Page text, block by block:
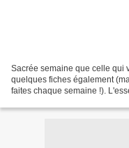
Sacrée semaine que celle qui
quelques fiches également
faites chaque semaine !).